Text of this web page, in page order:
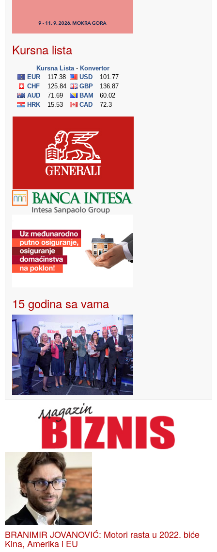
Kursna lista
15 godina sa vama
BRANIMIR JOVANOVIĆ: Motori rasta u 2022. biće
Kina, Amerika i EU